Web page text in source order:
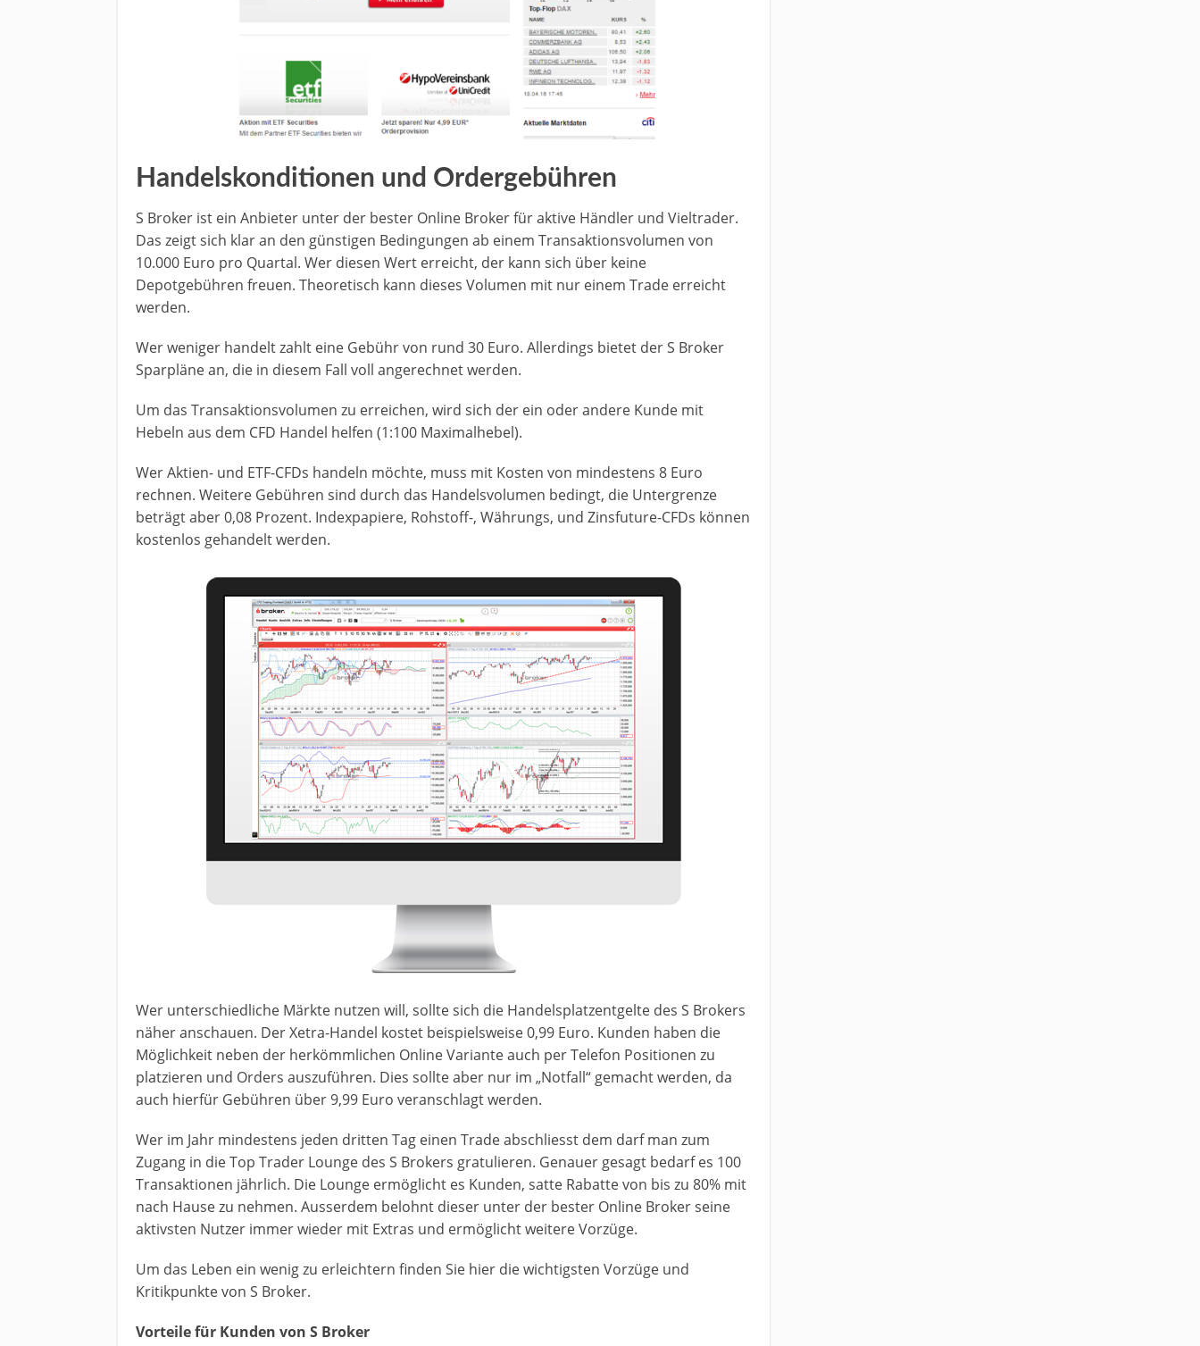
Handelskonditionen und Ordergebühren
S Broker ist ein Anbieter unter der bester Online Broker für aktive Händler und Vieltrader.
Das zeigt sich klar an den günstigen Bedingungen ab einem Transaktionsvolumen von
10.000 Euro pro Quartal. Wer diesen Wert erreicht, der kann sich über keine
Depotgebühren freuen. Theoretisch kann dieses Volumen mit nur einem Trade erreicht
werden.
Wer weniger handelt zahlt eine Gebühr von rund 30 Euro. Allerdings bietet der S Broker
Sparpläne an, die in diesem Fall voll angerechnet werden.
Um das Transaktionsvolumen zu erreichen, wird sich der ein oder andere Kunde mit
Hebeln aus dem CFD Handel helfen (1:100 Maximalhebel).
Wer Aktien- und ETF-CFDs handeln möchte, muss mit Kosten von mindestens 8 Euro
rechnen. Weitere Gebühren sind durch das Handelsvolumen bedingt, die Untergrenze
beträgt aber 0,08 Prozent. Indexpapiere, Rohstoff-, Währungs, und Zinsfuture-CFDs können
kostenlos gehandelt werden.
Wer unterschiedliche Märkte nutzen will, sollte sich die Handelsplatzentgelte des S Brokers
näher anschauen. Der Xetra-Handel kostet beispielsweise 0,99 Euro. Kunden haben die
Möglichkeit neben der herkömmlichen Online Variante auch per Telefon Positionen zu
platzieren und Orders auszuführen. Dies sollte aber nur im „Notfall“ gemacht werden, da
auch hierfür Gebühren über 9,99 Euro veranschlagt werden.
Wer im Jahr mindestens jeden dritten Tag einen Trade abschliesst dem darf man zum
Zugang in die Top Trader Lounge des S Brokers gratulieren. Genauer gesagt bedarf es 100
Transaktionen jährlich. Die Lounge ermöglicht es Kunden, satte Rabatte von bis zu 80% mit
nach Hause zu nehmen. Ausserdem belohnt dieser unter der bester Online Broker seine
aktivsten Nutzer immer wieder mit Extras und ermöglicht weitere Vorzüge.
Um das Leben ein wenig zu erleichtern finden Sie hier die wichtigsten Vorzüge und
Kritikpunkte von S Broker.
Vorteile für Kunden von S Broker